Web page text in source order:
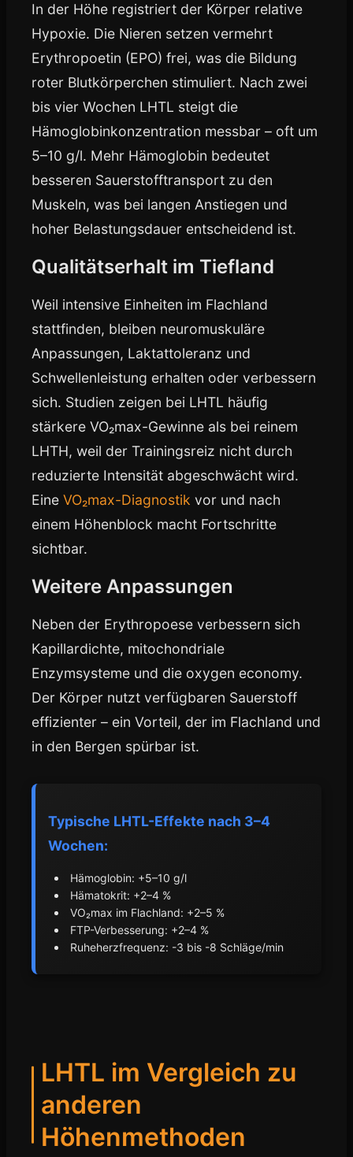
In der Höhe registriert der Körper relative
Hypoxie. Die Nieren setzen vermehrt
Erythropoetin (EPO) frei, was die Bildung
roter Blutkörperchen stimuliert. Nach zwei
bis vier Wochen LHTL steigt die
Hämoglobinkonzentration messbar – oft um
5–10 g/l. Mehr Hämoglobin bedeutet
besseren Sauerstofftransport zu den
Muskeln, was bei langen Anstiegen und
hoher Belastungsdauer entscheidend ist.
Qualitätserhalt im Tiefland
Weil intensive Einheiten im Flachland
stattfinden, bleiben neuromuskuläre
Anpassungen, Laktattoleranz und
Schwellenleistung erhalten oder verbessern
sich. Studien zeigen bei LHTL häufig
stärkere VO₂max-Gewinne als bei reinem
LHTH, weil der Trainingsreiz nicht durch
reduzierte Intensität abgeschwächt wird.
Eine VO₂max-Diagnostik vor und nach
einem Höhenblock macht Fortschritte
sichtbar.
Weitere Anpassungen
Neben der Erythropoese verbessern sich
Kapillardichte, mitochondriale
Enzymsysteme und die oxygen economy.
Der Körper nutzt verfügbaren Sauerstoff
effizienter – ein Vorteil, der im Flachland und
in den Bergen spürbar ist.
Typische LHTL-Effekte nach 3–4
Wochen:
Hämoglobin: +5–10 g/l
Hämatokrit: +2–4 %
VO₂max im Flachland: +2–5 %
FTP-Verbesserung: +2–4 %
Ruheherzfrequenz: -3 bis -8 Schläge/min
LHTL im Vergleich zu
anderen
Höhenmethoden